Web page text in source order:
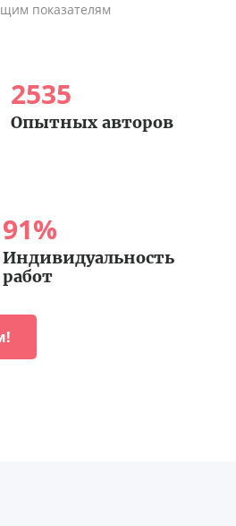
показателям
2535
Опытных авторов
91%
Индивидуальность
работ